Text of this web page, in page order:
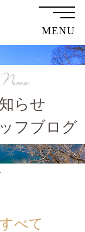
MENU
らせ
フブログ
News
すべて